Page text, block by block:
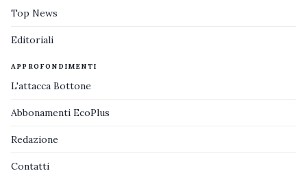
Top News
Editoriali
APPROFONDIMENTI
L'attacca Bottone
Abbonamenti EcoPlus
Redazione
Contatti